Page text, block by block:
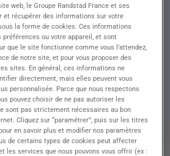
vous ?
de rejoindre une entreprise
humaine, qui cherche à
sur le secteur biterrois.
raisons pour postuler
à la hauteur du travail
et mission longue
web, le Groupe Randstad France et ses
et récupérer des informations sur votre
la forme de cookies. Ces informations
préférences ou votre appareil, et sont
que le site fonctionne comme vous l’attendez,
de notre site, et pour vous proposer des
sites. En général, ces informations ne
directement, mais elles peuvent vous
personnalisée. Parce que nous respectons
pouvez choisir de ne pas autoriser les
sont pas strictement nécessaires au bon
Cliquez sur “paramétrer”, puis sur les titres
en savoir plus et modifier nos paramètres
de certains types de cookies peut affecter
les services que nous pouvons vous offrir (ex :